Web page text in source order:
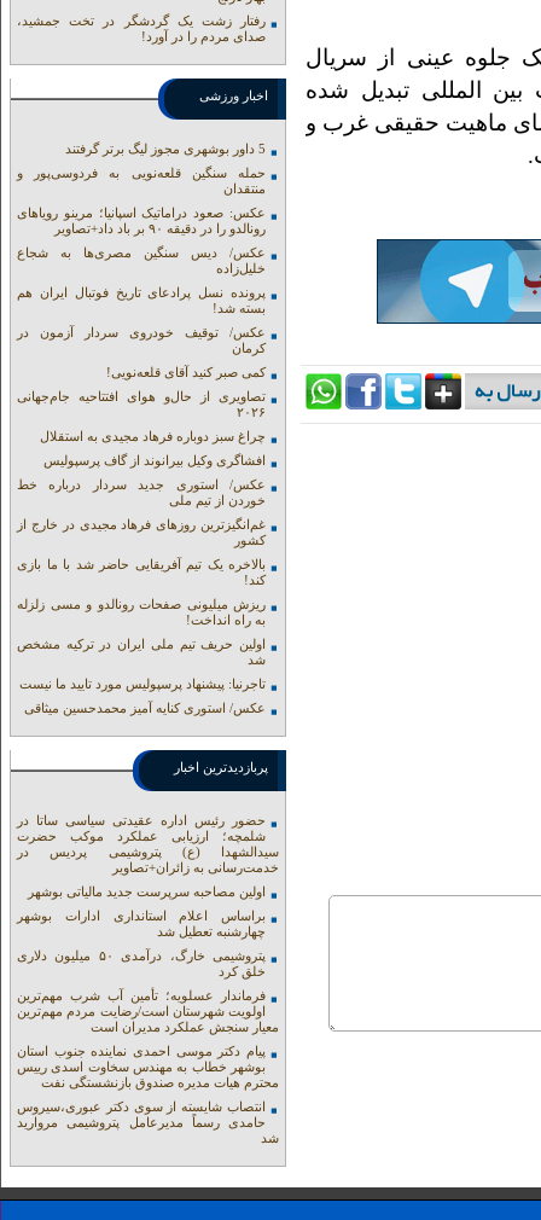
جلوه عینی از سریال
المللی تبدیل شده
ماهیت حقیقی غرب و
رفتار زشت یک گردشگر در تخت جمشید،
صدای مردم را در آورد!
اخبار ورزشی
5 داور بوشهری مجوز لیگ برتر گرفتند
حمله سنگین قلعه‌نویی به فردوسی‌پور و
منتقدان
عکس: صعود دراماتیک اسپانیا؛ مرینو رویاهای
رونالدو را در دقیقه ۹۰ بر باد داد+تصاویر
عکس/ دیس سنگین مصری‌ها به شجاع
خلیل‌زاده
پرونده نسل پرادعای تاریخ فوتبال ایران هم
بسته شد!
عکس/ توقیف خودروی سردار آزمون در
کرمان
کمی صبر کنید آقای قلعه‌نویی!
تصاویری از حال‌و هوای افتتاحیه جام‌جهانی
۲۰۲۶
چراغ سبز دوباره فرهاد مجیدی به استقلال
افشاگری وکیل بیرانوند از گاف‌ پرسپولیس
عکس/ استوری جدید سردار درباره خط
خوردن از تیم ملی
غم‌انگیزترین روزهای فرهاد مجیدی در خارج از
کشور
بالاخره یک تیم آفریقایی حاضر شد با ما بازی
کند!
ریزش میلیونی صفحات رونالدو و مسی زلزله
به راه انداخت!
اولین حریف تیم ملی ایران در ترکیه مشخص
شد
تاجرنیا: پیشنهاد پرسپولیس مورد تایید ما نیست
عکس/ استوری کنایه آمیز محمدحسین میثاقی
پربازدیدترین اخبار
حضور رئیس اداره عقیدتی سیاسی ساتا در
شلمچه؛ ارزیابی عملکرد موکب حضرت
سیدالشهدا (ع) پتروشیمی پردیس در
خدمت‌رسانی به زائران+تصاویر
اولین مصاحبه سرپرست جدید مالیاتی بوشهر
براساس اعلام استانداری ادارات بوشهر
چهارشنبه تعطیل شد
پتروشیمی خارگ، درآمدی ۵۰ میلیون دلاری
خلق کرد
فرماندار عسلویه؛ تأمین آب شرب مهم‌ترین
اولویت شهرستان است/رضایت مردم مهم‌ترین
معیار سنجش عملکرد مدیران است
پیام دکتر موسی احمدی نماینده جنوب استان
بوشهر خطاب به مهندس سخاوت اسدی رییس
محترم هیات مدیره صندوق بازنشستگی نفت
انتصاب شایسته از سوی دکتر عبوری،سیروس
حامدی رسماً مدیرعامل پتروشیمی مروارید
شد